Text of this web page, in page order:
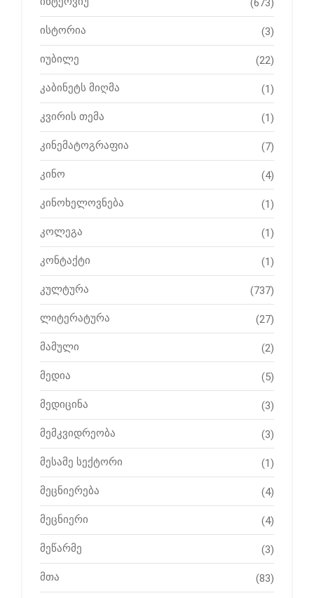
ისტორია (3)
იუბილე (22)
კაბინეტს მიღმა (1)
კვირის თემა (1)
კინემატოგრაფია (7)
კინო (4)
კინოხელოვნება (1)
კოლეგა (1)
კონტაქტი (1)
კულტურა (737)
ლიტერატურა (27)
მამული (2)
მედია (5)
მედიცინა (3)
მემკვიდრეობა (3)
მესამე სექტორი (1)
მეცნიერება (4)
მეცნიერი (4)
მეწარმე (3)
მთა (83)